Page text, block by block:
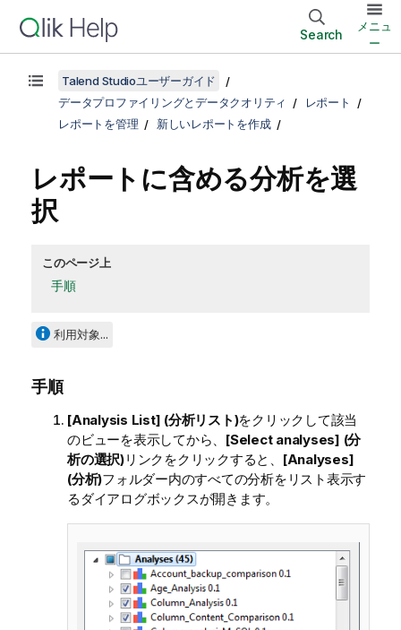
Search
メニュ
ー
Talend Studioユーザーガイド
データプロファイリングとデータクオリティ
レポート
レポートを管理
新しいレポートを作成
レポートに含める分析を選
択
このページ上
手順
利用対象...
手順
[Analysis List] (分析リスト)をクリックして該当
のビューを表示してから、 [Select analyses] (分
析の選択)リンクをクリックすると、 [Analyses]
(分析)フォルダー内のすべての分析をリスト表示す
るダイアログボックスが開きます。